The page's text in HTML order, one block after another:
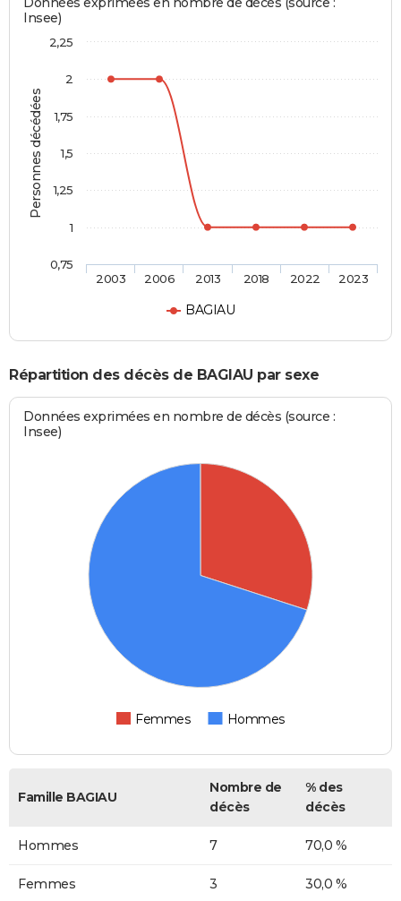
Personnes décédées
Insee)
BAGIAU
2003 2006 2013 2018 2022 2023
0,75
1
1,25
1,5
1,75
2
2,25
Répartition des décès de BAGIAU par sexe
Données exprimées en nombre de décès (source :
Insee)
Femmes Hommes
Famille BAGIAU
Nombre de
décès
% des
décès
Hommes 7 70,0 %
Femmes 3 30,0 %